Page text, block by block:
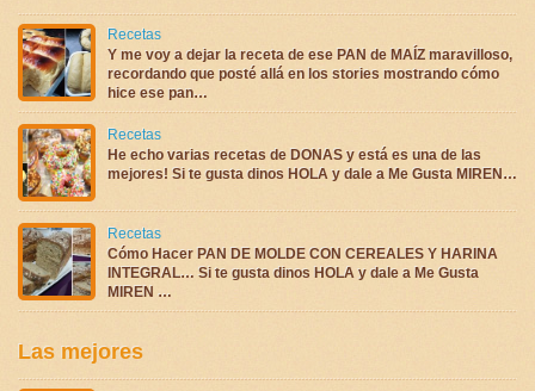
Recetas
Y me voy a dejar la receta de ese PAN de MAÍZ maravilloso,
recordando que posté allá en los stories mostrando cómo
hice ese pan…
Recetas
He echo varias recetas de DONAS y está es una de las
mejores! Si te gusta dinos HOLA y dale a Me Gusta MIREN…
Recetas
Cómo Hacer PAN DE MOLDE CON CEREALES Y HARINA
INTEGRAL… Si te gusta dinos HOLA y dale a Me Gusta
MIREN …
Las mejores